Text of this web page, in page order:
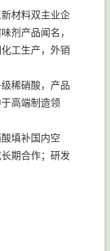
材料双主业企
剂产品闻名，
工生产，外销
稀硝酸，产品
高端制造领
填补国内空
期合作；研发